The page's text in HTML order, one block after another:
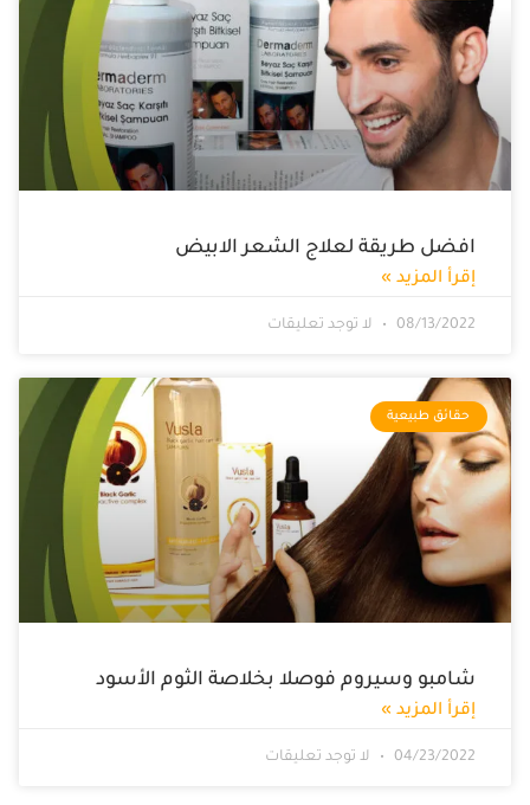
افضل طريقة لعلاج الشعر الابيض
إقرأ المزيد »
08/13/2022 لا توجد تعليقات
حقائق طبيعية
شامبو وسيروم فوصلا بخلاصة الثوم الأسود
إقرأ المزيد »
04/23/2022 لا توجد تعليقات